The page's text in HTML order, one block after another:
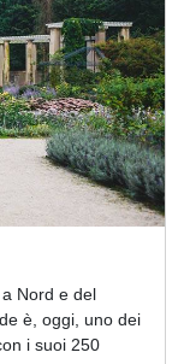
Nord e del
è, oggi, uno dei
i suoi 250